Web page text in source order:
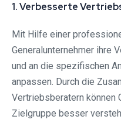
1. Verbesserte
Mit Hilfe einer
Generalunternehmer ihre
und an die spezifischen
anpassen. Durch die
Vertriebsberatern können
Zielgruppe besser